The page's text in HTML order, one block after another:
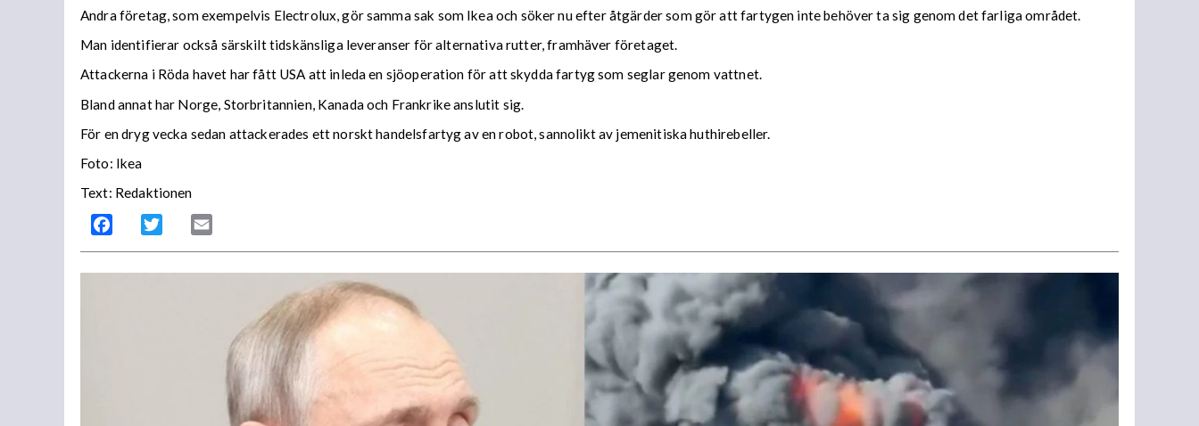
Andra företag, som exempelvis Electrolux, gör samma sak som Ikea och söker nu efter åtgärder som gör att fartygen inte behöver ta sig genom det farliga området.
Man identifierar också särskilt tidskänsliga leveranser för alternativa rutter, framhäver företaget.
Attackerna i Röda havet har fått USA att inleda en sjöoperation för att skydda fartyg som seglar genom vattnet.
Bland annat har Norge, Storbritannien, Kanada och Frankrike anslutit sig.
För en dryg vecka sedan attackerades ett norskt handelsfartyg av en robot, sannolikt av jemenitiska huthirebeller.
Foto: Ikea
Text: Redaktionen
Facebook Twitter